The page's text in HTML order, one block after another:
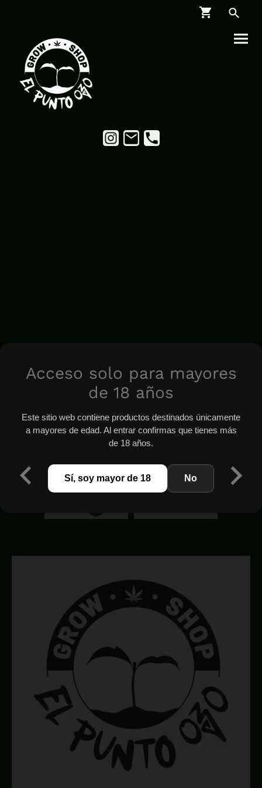
Acceso solo para mayores
de 18 años
Este sitio web contiene productos destinados únicamente
a mayores de edad. Al entrar confirmas que tienes más
de 18 años.
Sí, soy mayor de 18 No